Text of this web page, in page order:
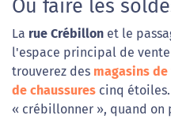
Où faire les
La rue Crébillon et le
l'espace principal de vente
trouverez des magasins
de chaussures cinq
« crébillonner », quand on